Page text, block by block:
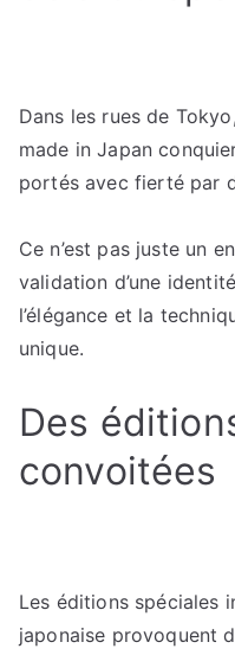
Dans les rues de
made in Japan
portés avec fierté par
Ce n’est pas juste un
validation d’une
l’élégance et la
unique.
Des
convoitées
Les éditions spéciales
japonaise provoquent